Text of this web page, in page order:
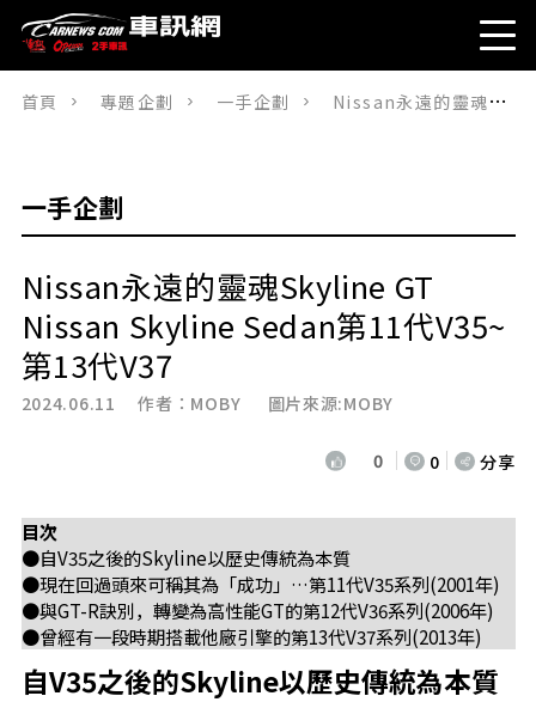
首頁 專題企劃 一手企劃 Nissan永遠的靈魂Skyline GTNissan Skyline Sedan第11代V35~第13代V37
一手企劃
Nissan永遠的靈魂Skyline GT
Nissan Skyline Sedan第11代V35~
第13代V37
2024.06.11 作者： MOBY 圖片來源:MOBY
0 0 分享
目次
●自V35之後的Skyline以歷史傳統為本質
●現在回過頭來可稱其為「成功」…第11代V35系列(2001年)
●與GT-R訣別，轉變為高性能GT的第12代V36系列(2006年)
●曾經有一段時期搭載他廠引擎的第13代V37系列(2013年)
自V35之後的Skyline以歷史傳統為本質